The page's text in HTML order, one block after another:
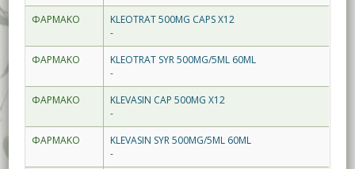
ΦΑΡΜΑΚΟ
KLEOTRAT 500MG CAPS X12
-
ΦΑΡΜΑΚΟ
KLEOTRAT SYR 500MG/5ML 60ML
-
ΦΑΡΜΑΚΟ
KLEVASIN CAP 500MG X12
-
ΦΑΡΜΑΚΟ
KLEVASIN SYR 500MG/5ML 60ML
-